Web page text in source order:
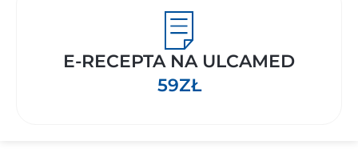
E-RECEPTA NA ULCAMED
59ZŁ